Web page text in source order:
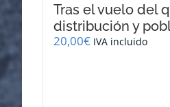
Tras el vuelo del
distribución y
20,00€ IVA incluido